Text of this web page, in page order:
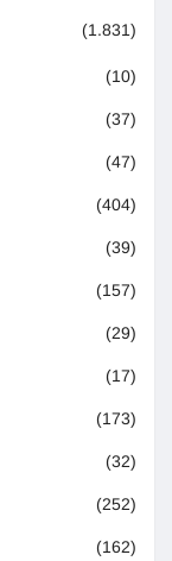
(1.831)
(10)
(37)
(47)
(404)
(39)
(157)
(29)
(17)
(173)
(32)
(252)
(162)